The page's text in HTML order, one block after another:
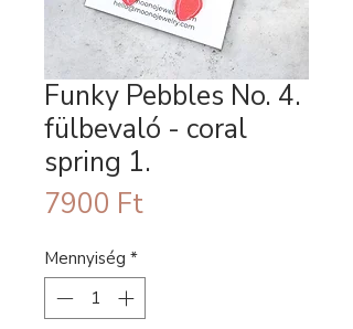
Funky Pebbles No. 4.
fülbevaló - coral
spring 1.
7900 FtÁr
Mennyiség *